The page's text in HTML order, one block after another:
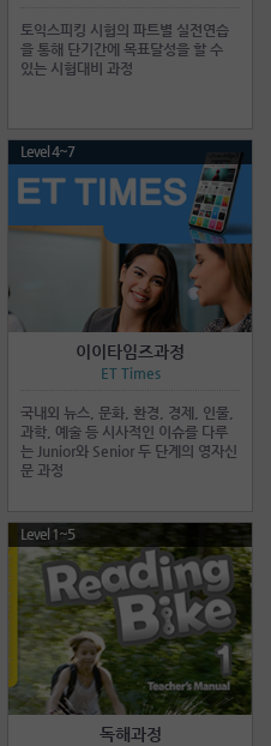
토익스피킹 시험의 파트별 실전연습
을 통해 단기간에 목표달성을 할 수
있는 시험대비 과정
Level 4~7
이이타임즈과정
ET Times
국내외 뉴스, 문화, 환경, 경제, 인물,
과학, 예술 등 시사적인 이슈를 다루
는 Junior와 Senior 두 단계의 영자신
문 과정
Level 1~5
독해과정